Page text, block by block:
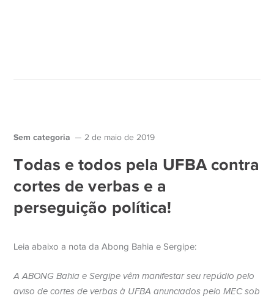
Sem categoria 2 de maio de 2019
Todas e todos pela UFBA contra
cortes de verbas e a
perseguição política!
Leia abaixo a nota da Abong Bahia e Sergipe:
A ABONG Bahia e Sergipe vêm manifestar seu repúdio pelo
aviso de cortes de verbas à UFBA anunciados pelo MEC sob